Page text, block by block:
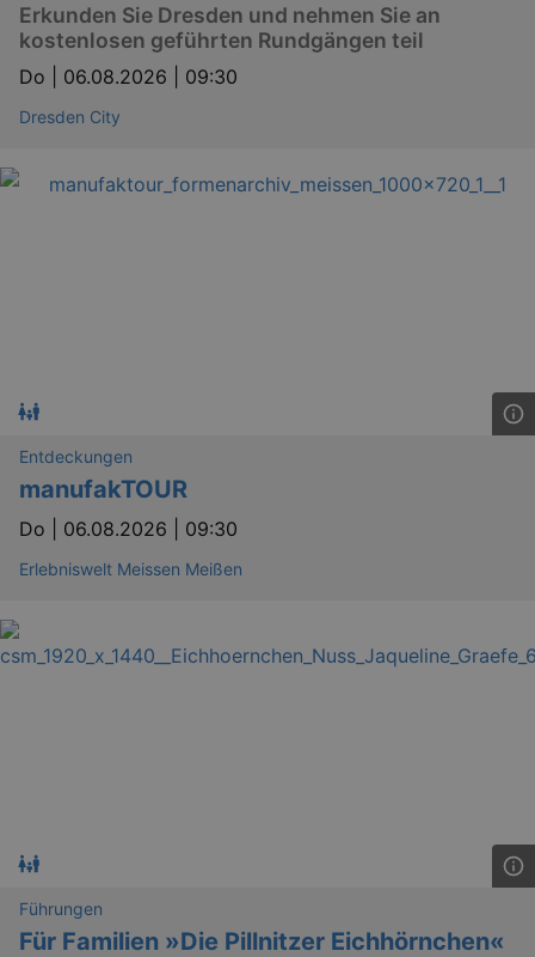
Erkunden Sie Dresden und nehmen Sie an
kostenlosen geführten Rundgängen teil
Do | 06.08.2026 | 09:30
Dresden City
Entdeckungen
manufakTOUR
Do | 06.08.2026 | 09:30
Erlebniswelt Meissen Meißen
Führungen
Für Familien »Die Pillnitzer Eichhörnchen«